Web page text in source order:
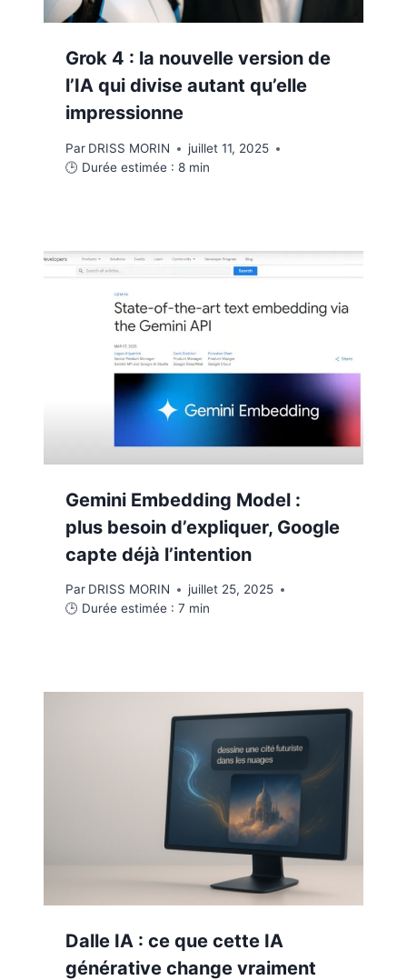
Grok 4 : la nouvelle version de
l’IA qui divise autant qu’elle
impressionne
Par DRISS MORIN
juillet 11, 2025
🕒 Durée estimée : 8 min
Gemini Embedding Model :
plus besoin d’expliquer, Google
capte déjà l’intention
Par DRISS MORIN
juillet 25, 2025
🕒 Durée estimée : 7 min
Dalle IA : ce que cette IA
générative change vraiment